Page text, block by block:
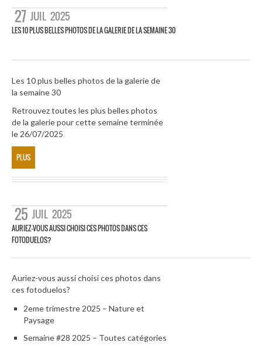
27 JUIL 2025
LES 10 PLUS BELLES PHOTOS DE LA GALERIE DE LA SEMAINE 30
Les 10 plus belles photos de la galerie de
la semaine 30
Retrouvez toutes les plus belles photos
de la galerie pour cette semaine terminée
le 26/07/2025
PLUS
25 JUIL 2025
AURIEZ-VOUS AUSSI CHOISI CES PHOTOS DANS CES
FOTODUELOS?
Auriez-vous aussi choisi ces photos dans
ces fotoduelos?
2eme trimestre 2025 – Nature et
Paysage
Semaine #28 2025 – Toutes catégories